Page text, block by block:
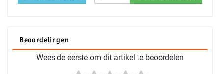
Beoordelingen
Wees de eerste om dit artikel te beoordelen